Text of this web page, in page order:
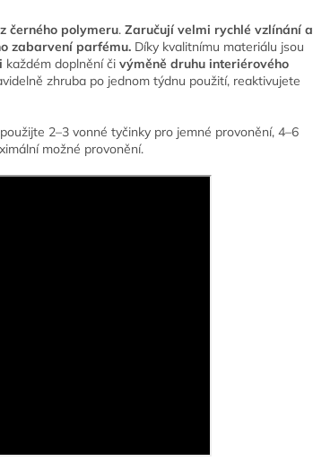
černého polymeru.Zaručují velmi rychlé vzlínání a
zabarvení parfému. Díky kvalitnímu materiálu jsou
každém doplnění čivýměně druhu interiérového
zhruba po jednom týdnu použití, reaktivujete
2–3 vonné tyčinky pro jemné provonění, 4–6
možné provonění.